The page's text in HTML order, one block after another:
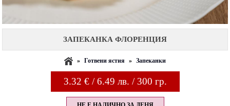
ЗАПЕКАНКА ФЛОРЕНЦИЯ
» Готвени ястия » Запеканки
3.32 € / 6.49 лв. / 300 гр.